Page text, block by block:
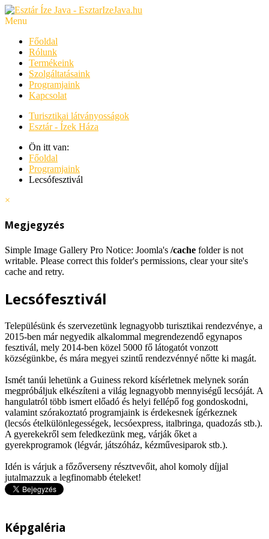
Menu
Főoldal
Rólunk
Termékeink
Szolgáltatásaink
Programjaink
Kapcsolat
Turisztikai látványosságok
Esztár - Ízek Háza
Ön itt van:
Főoldal
Programjaink
Lecsófesztivál
×
Megjegyzés
Simple Image Gallery Pro Notice: Joomla's /cache folder is not
writable. Please correct this folder's permissions, clear your site's
cache and retry.
Lecsófesztivál
Településünk és szervezetünk legnagyobb turisztikai rendezvénye, a
2015-ben már negyedik alkalommal megrendezendő egynapos
fesztivál, mely 2014-ben közel 5000 fő látogatót vonzott
községünkbe, és mára megyei szintű rendezvénnyé nőtte ki magát.
Ismét tanúi lehetünk a Guiness rekord kísérletnek melynek során
megpróbáljuk elkészíteni a világ legnagyobb mennyiségű lecsóját. A
hangulatról több ismert előadó és helyi fellépő fog gondoskodni,
valamint szórakoztató programjaink is érdekesnek ígérkeznek
(lecsós ételkülönlegességek, lecsóexpress, italbringa, quadozás stb.).
A gyerekekről sem feledkezünk meg, várják őket a
gyerekprogramok (légvár, játszóház, kézművesiparok stb.).
Idén is várjuk a főzőverseny résztvevőit, ahol komoly díjjal
jutalmazzuk a legfinomabb ételeket!
Képgaléria